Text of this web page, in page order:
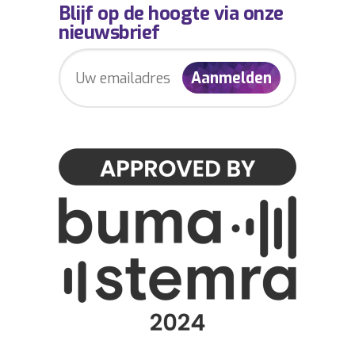
Blijf op de hoogte via onze
nieuwsbrief